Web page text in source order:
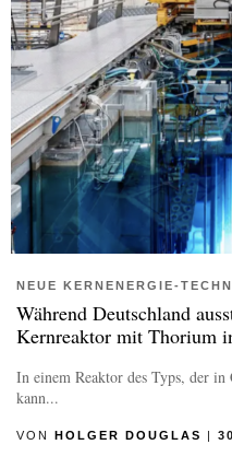
NEUE KERNENERGIE-
Während Deutschland
Kernreaktor mit Thorium
In einem Reaktor des Typs, der
kann...
VON HOLGER DOUGLAS